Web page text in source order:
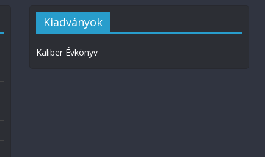
Kiadványok
Kaliber Évkönyv